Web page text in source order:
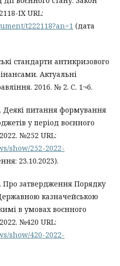
ІХ URL:
t222118?an=1 (дата
стандарти антикризового
Актуальні
2016. № 2. С. 1¬6.
Деякі питання формування
у період воєнного
№252 URL:
show/252-2022-
23.10.2023).
Про затвердження Порядку
казначейською
в умовах воєнного
№420 URL:
show/420-2022-